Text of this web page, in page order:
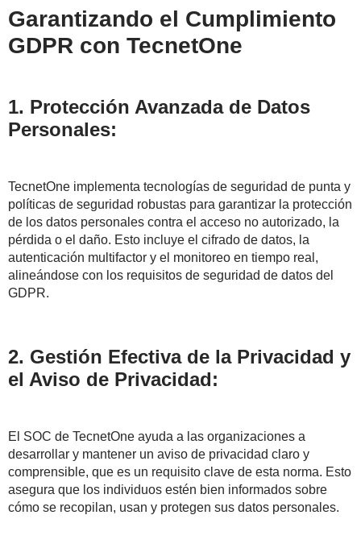
Garantizando el Cumplimiento
GDPR con TecnetOne
1. Protección Avanzada de Datos
Personales:
TecnetOne implementa tecnologías de seguridad de punta y
políticas de seguridad robustas para garantizar la protección
de los datos personales contra el acceso no autorizado, la
pérdida o el daño. Esto incluye el cifrado de datos, la
autenticación multifactor y el monitoreo en tiempo real,
alineándose con los requisitos de seguridad de datos del
GDPR.
2. Gestión Efectiva de la Privacidad y
el Aviso de Privacidad:
El SOC de TecnetOne ayuda a las organizaciones a
desarrollar y mantener un aviso de privacidad claro y
comprensible, que es un requisito clave de esta norma. Esto
asegura que los individuos estén bien informados sobre
cómo se recopilan, usan y protegen sus datos personales.